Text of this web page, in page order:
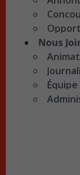
Nous